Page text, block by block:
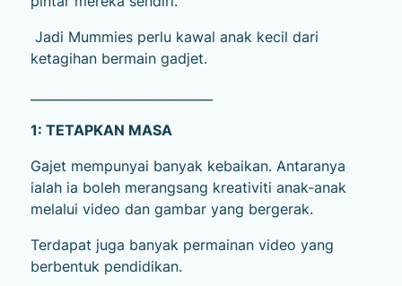
Jadi Mummies perlu kawal anak kecil dari
ketagihan bermain gadjet.
1: TETAPKAN MASA
Gajet mempunyai banyak kebaikan. Antaranya
ialah ia boleh merangsang kreativiti anak-anak
melalui video dan gambar yang bergerak.
Terdapat juga banyak permainan video yang
berbentuk pendidikan.